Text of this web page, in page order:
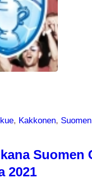
, Kakkonen,
Suomen
2021